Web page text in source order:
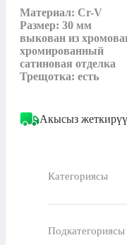
Материал: Cr-V
Размер: 30 мм
выкован из
хромированный
сатиновая отделка
Трещотка: есть
Акысыз жеткирүү
Категориясы
Подкатегориясы